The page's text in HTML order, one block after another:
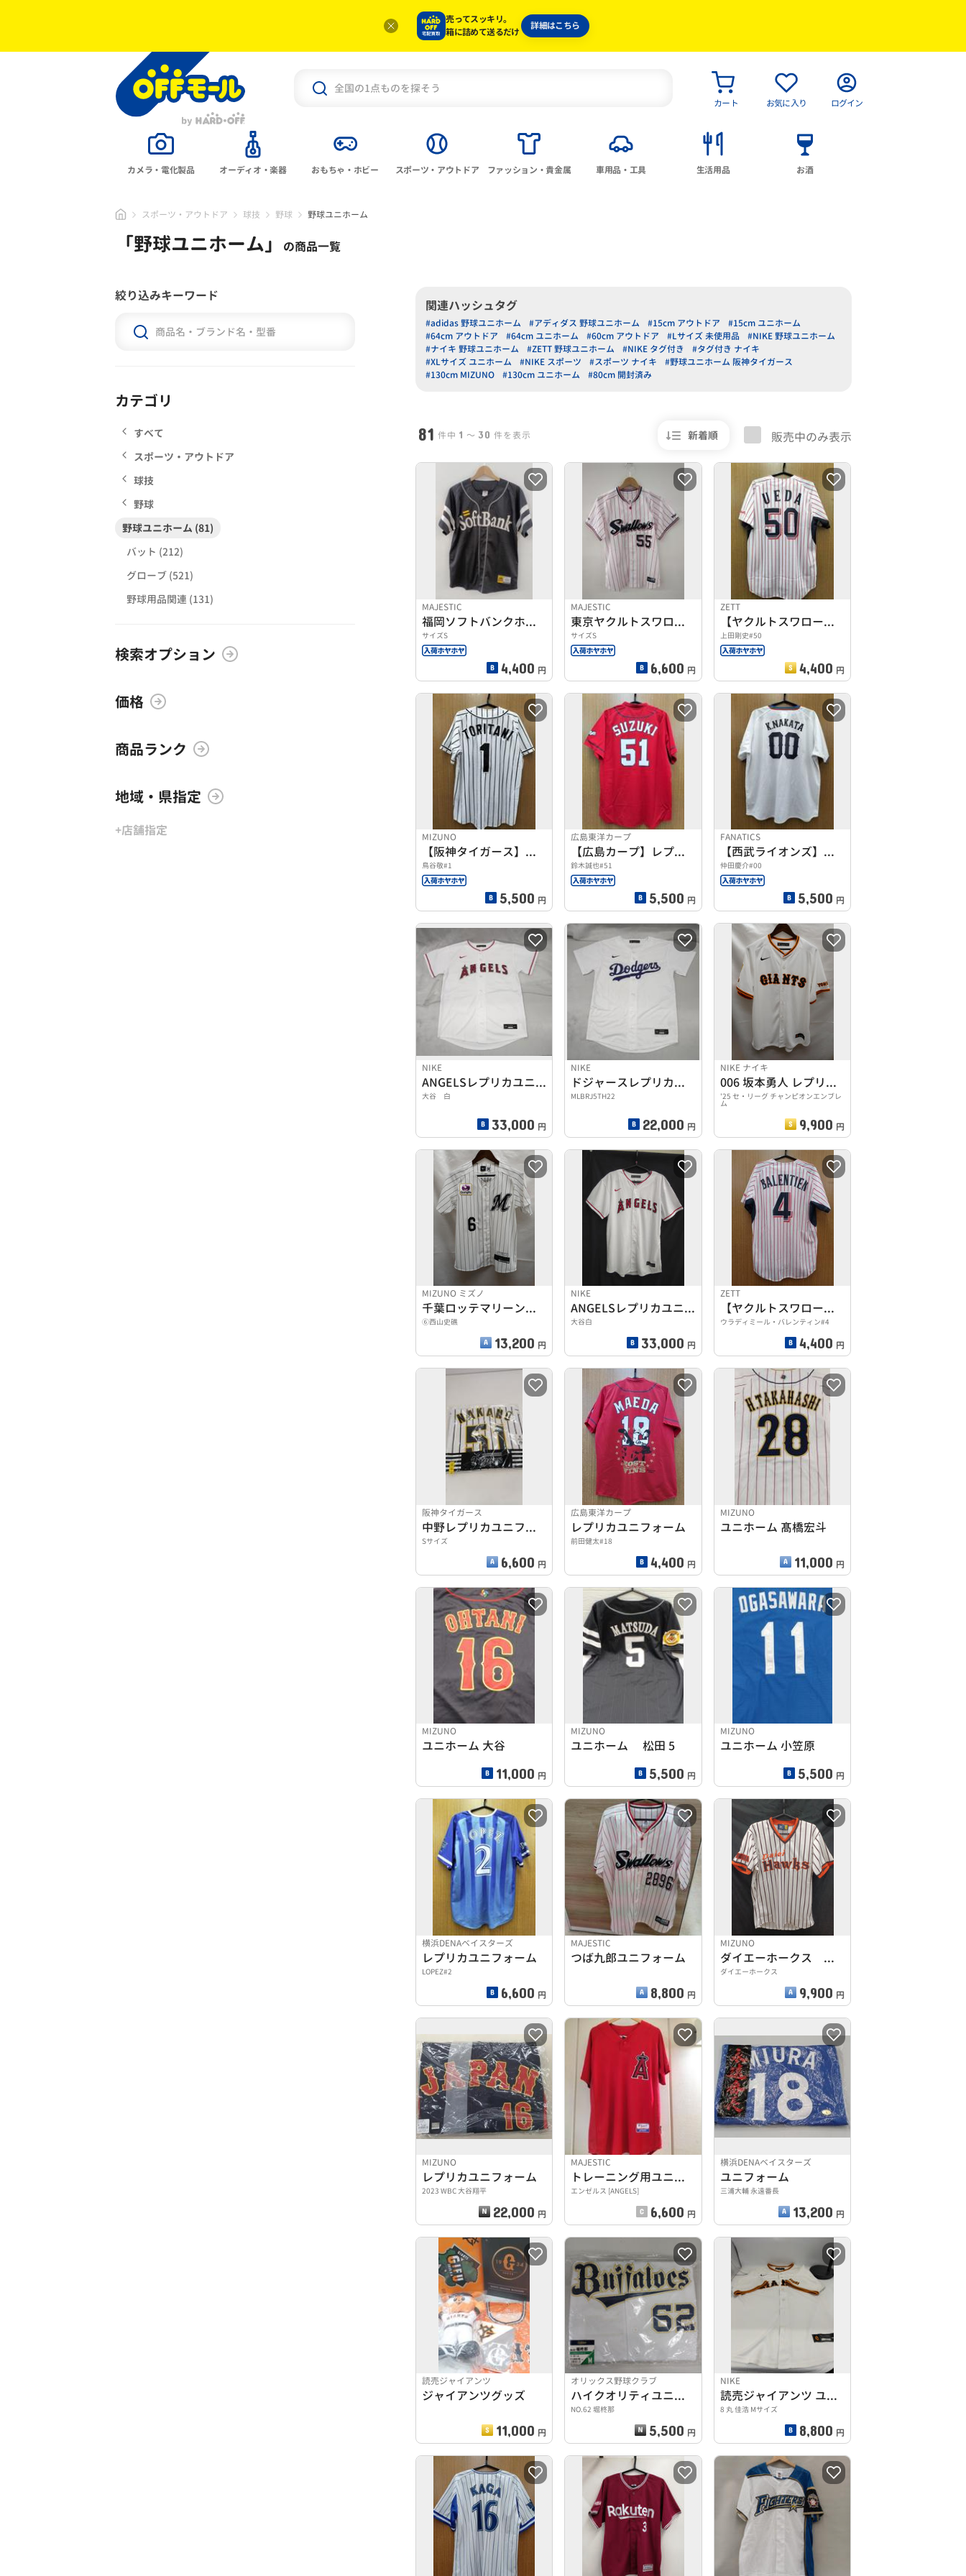
売ってスッキリ。
箱に詰めて送るだけ
詳細はこちら
カート お気に入り ログイン
カメラ・電化製品 オーディオ・楽器 おもちゃ・ホビー スポーツ・アウトドア ファッション・貴金属 車用品・工具 生活用品 お酒
スポーツ・アウトドア 球技 野球 野球ユニホーム
「野球ユニホーム」 の商品一覧
絞り込みキーワード
カテゴリ
すべて
スポーツ・アウトドア
球技
野球
野球ユニホーム (81)
バット (212)
グローブ (521)
野球用品関連 (131)
検索オプション
価格
商品ランク
地域・県指定
+店舗指定
関連ハッシュタグ
#adidas 野球ユニホーム #アディダス 野球ユニホーム #15cm アウトドア
#15cm ユニホーム
#64cm アウトドア
#64cm ユニホーム #60cm アウトドア #Lサイズ 未使用品
#NIKE 野球ユニホーム
#ナイキ 野球ユニホーム
#ZETT 野球ユニホーム #NIKE タグ付き
#タグ付き ナイキ
#XLサイズ ユニホーム
#NIKE スポーツ #スポーツ ナイキ
#野球ユニホーム 阪神タイガース
#130cm MIZUNO
#130cm ユニホーム #80cm 開封済み
81 件中 1 〜 30 件を表示 新着順 販売中のみ表示
MAJESTIC
福岡ソフトバンクホークス 柳田悠岐ユニフォーム
サイズS
4,400 円
MAJESTIC
東京ヤクルトスワローズ 村上宗隆 ユニフォーム
サイズS
6,600 円
ZETT
【ヤクルトスワローズ】レプリカユニフォーム
上田剛史#50
4,400 円
MIZUNO
【阪神タイガース】レプリカユニフォーム
鳥谷敬#1
5,500 円
広島東洋カープ
【広島カープ】レプリカユニフォーム
鈴木誠也#51
5,500 円
FANATICS
【西武ライオンズ】レプリカユニフォーム
仲田慶介#00
5,500 円
NIKE
ANGELSレプリカユニフォーム
大谷 白
33,000 円
NIKE
ドジャースレプリカユニフォーム
MLBRJ5TH22
22,000 円
NIKE ナイキ
006 坂本勇人 レプリカユニホーム '25 ホーム
'25 セ・リーグ チャンピオンエンブレ
ム
9,900 円
MIZUNO ミズノ
千葉ロッテマリーンズユニフォーム
⑥西山史礁
13,200 円
NIKE
ANGELSレプリカユニフォーム
大谷白
33,000 円
ZETT
【ヤクルトスワローズ】レプリカユニフォーム
ウラディミール・バレンティン#4
4,400 円
阪神タイガース
中野レプリカユニフォーム
Sサイズ
6,600 円
広島東洋カープ
レプリカユニフォーム
前田健太#18
4,400 円
MIZUNO
ユニホーム 髙橋宏斗
11,000 円
MIZUNO
ユニホーム 大谷
11,000 円
MIZUNO
ユニホーム 松田 5
5,500 円
MIZUNO
ユニホーム 小笠原
5,500 円
横浜DENAベイスターズ
レプリカユニフォーム
LOPEZ#2
6,600 円
MAJESTIC
つば九郎ユニフォーム
8,800 円
MIZUNO
ダイエーホークス ユニフォーム
ダイエーホークス
9,900 円
MIZUNO
レプリカユニフォーム
2023 WBC 大谷翔平
22,000 円
MAJESTIC
トレーニング用ユニホーム
エンゼルス [ANGELS]
6,600 円
横浜DENAベイスターズ
ユニフォーム
三浦大輔 永遠番長
13,200 円
読売ジャイアンツ
ジャイアンツグッズ
11,000 円
オリックス野球クラブ
ハイクオリティユニフォーム
NO.62 堀柊那
5,500 円
NIKE
読売ジャイアンツ ユニフォーム
8 丸 佳浩 Mサイズ
8,800 円